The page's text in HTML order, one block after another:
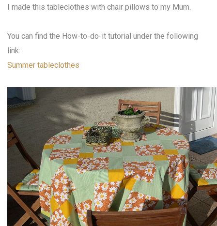
I made this tableclothes with chair pillows to my Mum.
You can find the How-to-do-it tutorial under the following
link:
Summer tableclothes